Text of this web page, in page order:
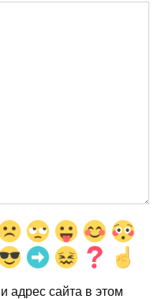
адрес сайта в этом